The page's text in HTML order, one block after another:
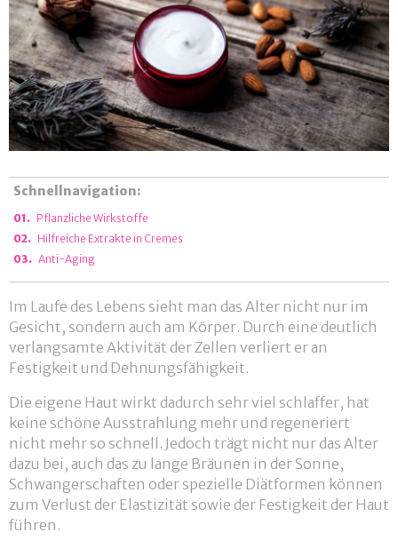
Schnellnavigation:
Pflanzliche Wirkstoffe
Hilfreiche Extrakte in Cremes
Anti-Aging
Im Laufe des Lebens sieht man das Alter nicht nur im
Gesicht, sondern auch am Körper. Durch eine deutlich
verlangsamte Aktivität der Zellen verliert er an
Festigkeit und Dehnungsfähigkeit.
Die eigene Haut wirkt dadurch sehr viel schlaffer, hat
keine schöne Ausstrahlung mehr und regeneriert
nicht mehr so schnell. Jedoch trägt nicht nur das Alter
dazu bei, auch das zu lange Bräunen in der Sonne,
Schwangerschaften oder spezielle Diätformen können
zum Verlust der Elastizität sowie der Festigkeit der Haut
führen.